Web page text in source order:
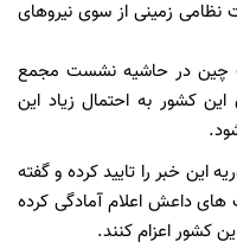
زمینی از سوی نیروهای
چین در حاشیه نشست مجمع
کشور به احتمال زیاد این
خبر را تایید کرده و گفته
های داعش اعلام آمادگی کرده
کشور اعزام کنند.